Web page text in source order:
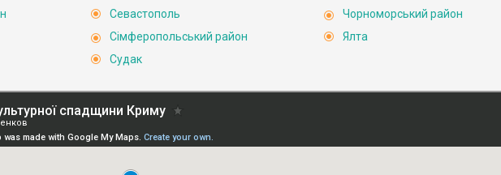
Севастополь
Сімферопольський район
Судак
Чорноморський район
Ялта